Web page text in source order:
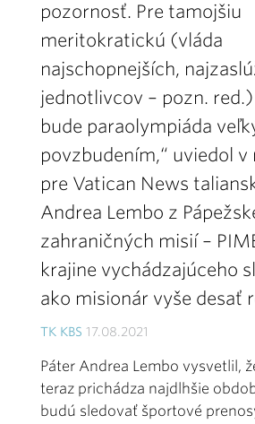
pozornosť. Pre tamojšiu
meritokratickú (vláda
najschopnejších,
jednotlivcov – pozn.
bude paraolympiáda
povzbudením,“ uviedol v
pre Vatican News
Andrea Lembo z
zahraničných misií –
krajine vychádzajúceho
ako misionár vyše desať
TK KBS 17.08.2021
Páter Andrea Lembo vysvetlil,
teraz prichádza najdlhšie
budú sledovať športové